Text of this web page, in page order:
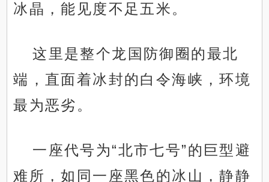
冰晶，能见度不足五米。
这里是整个龙国防御圈的最北
端，直面着冰封的白令海峡，环境
最为恶劣。
一座代号为“北市七号”的巨型避
难所，如同一座黑色的冰山，静静